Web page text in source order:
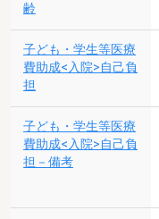
齢
子ども・学生等医療
費助成<入院>自己負
担
子ども・学生等医療
費助成<入院>自己負
担－備考